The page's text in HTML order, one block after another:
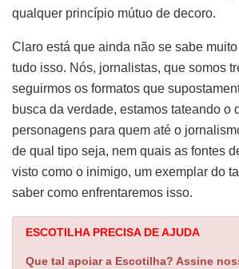
qualquer princípio mútuo de decoro.
Claro está que ainda não se sabe
tudo isso. Nós, jornalistas, que somos
seguirmos os formatos que
busca da verdade, estamos tateando o
personagens para quem até o
de qual tipo seja, nem quais as fontes
visto como o inimigo, um exemplar do
saber como enfrentaremos isso.
ESCOTILHA PRECISA DE AJUDA
Que tal apoiar a Escotilha? Assine